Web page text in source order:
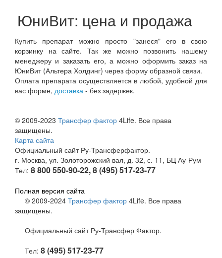
ЮниВит: цена и продажа
Купить препарат можно просто "занеся" его в свою
корзинку на сайте. Так же можно позвонить нашему
менеджеру и заказать его, а можно оформить заказ на
ЮниВит (Альтера Холдинг) через форму образной связи.
Оплата препарата осуществляется в любой, удобной для
вас форме, доставка - без задержек.
© 2009-2023 Трансфер фактор 4Life. Все права
защищены.
Карта сайта
Официальный сайт Ру-Трансферфактор.
г. Москва, ул. Золоторожский вал, д. 32, с. 11, БЦ Ау-Рум
Тел: 8 800 550-90-22, 8 (495) 517-23-77
Полная версия сайта
© 2009-2024 Трансфер фактор 4Life. Все права
защищены.
Официальный сайт Ру-Трансфер Фактор.
Тел: 8 (495) 517-23-77